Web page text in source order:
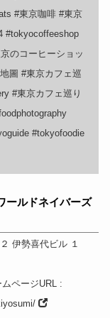
#東京咖啡 #東京
#tokyocoffeeshop
のコーヒーショッ
圖 #東京カフェ巡
#東京カフェ巡り
#tokyofoodie
ールドネイバーズ
伊勢喜代ビル １
ページURL :